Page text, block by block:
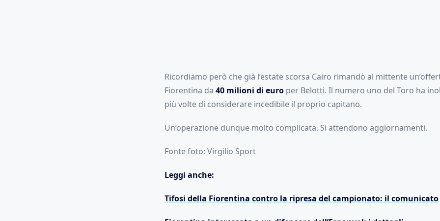
Ricordiamo però che già l’estate scorsa Cairo rimandò al mittente
Fiorentina da 40 milioni di europer Belotti. Il numero uno del Toro ha
più volte di considerare incedibile il proprio capitano.
Un’operazione dunque molto complicata. Si attendono aggiornamenti.
Fonte foto: Virgilio Sport
Leggi anche:
Tifosi della Fiorentina contro la ripresa del campionato: il comunicato